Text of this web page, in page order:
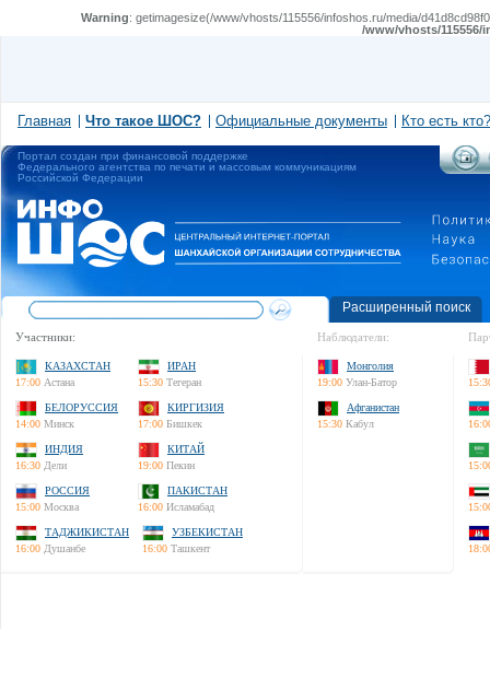
Warning: getimagesize(/www/vhosts/115556/infoshos.ru/media/
/www/vhosts/
Главная Что такое ШОС? Официальные документы Кто есть кто?
Портал создан при финансовой поддержке
Федерального агентства по печати и массовым коммуникациям
Российской Федерации
Расширенный поиск
Участники:
КАЗАХСТАН
17:00 Астана
ИРАН
15:30 Тегеран
БЕЛОРУССИЯ
14:00 Минск
КИРГИЗИЯ
17:00 Бишкек
ИНДИЯ
16:30 Дели
КИТАЙ
19:00 Пекин
РОССИЯ
15:00 Москва
ПАКИСТАН
16:00 Исламабад
ТАДЖИКИСТАН
16:00 Душанбе
УЗБЕКИСТАН
16:00 Ташкент
Наблюдатели:
Монголия
19:00 Улан-Батор
Афганистан
15:30 Кабул